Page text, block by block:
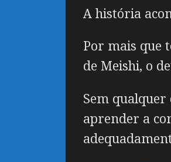
A história
Por mais que
de Meishi, o
Sem
aprender a